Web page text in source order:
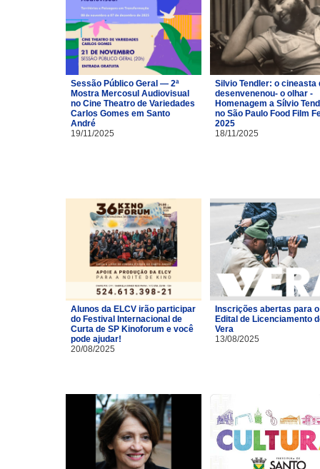
Sessão Público Geral — 2ª
Mostra Mercosul Audiovisual
no Cine Theatro de Variedades
Carlos Gomes em Santo
André
19/11/2025
Silvio Tendler: o cineasta
desenvenenou- o olhar -
Homenagem a Sílvio
no São Paulo Food Film
2025
18/11/2025
Alunos da ELCV irão participar
do Festival Internacional de
Curta de SP Kinoforum e você
pode ajudar!
20/08/2025
Inscrições abertas para o
Edital de Licenciamento
Vera
13/08/2025